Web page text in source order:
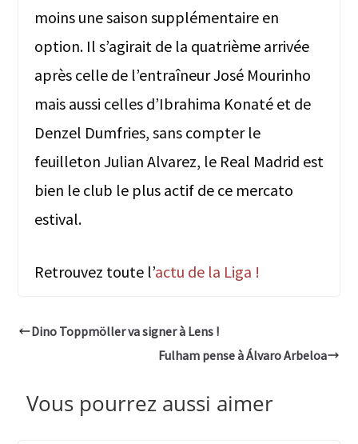
moins une saison supplémentaire en
option. Il s’agirait de la quatrième arrivée
après celle de l’entraîneur José Mourinho
mais aussi celles d’Ibrahima Konaté et de
Denzel Dumfries, sans compter le
feuilleton Julian Alvarez, le Real Madrid est
bien le club le plus actif de ce mercato
estival.
Retrouvez toute l’actu de la Liga !
Dino Toppmöller va signer à Lens !
Fulham pense à Álvaro Arbeloa
Vous pourrez aussi aimer